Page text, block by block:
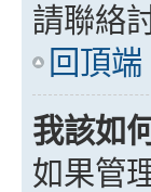
請聯絡
回頂端
我該如
如果管